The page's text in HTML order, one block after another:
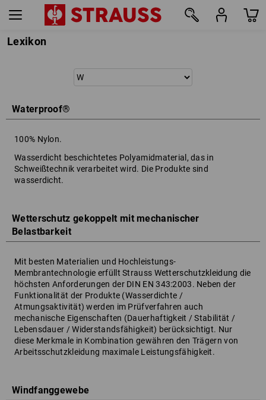
Lexikon
Waterproof®
100% Nylon.
Wasserdicht beschichtetes Polyamidmaterial, das in
Schweißtechnik verarbeitet wird. Die Produkte sind
wasserdicht.
Wetterschutz gekoppelt mit mechanischer
Belastbarkeit
Mit besten Materialien und Hochleistungs-
Membrantechnologie erfüllt Strauss Wetterschutzkleidung die
höchsten Anforderungen der DIN EN 343:2003. Neben der
Funktionalität der Produkte (Wasserdichte /
Atmungsaktivität) werden im Prüfverfahren auch
mechanische Eigenschaften (Dauerhaftigkeit / Stabilität /
Lebensdauer / Widerstandsfähigkeit) berücksichtigt. Nur
diese Merkmale in Kombination gewähren den Trägern von
Arbeitsschutzkleidung maximale Leistungsfähigkeit.
Windfanggewebe